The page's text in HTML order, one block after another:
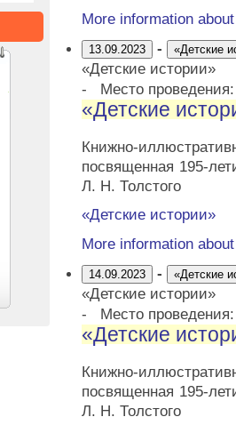
More information
13.09.2023 - «Детские
«Детские истории»
-
Место
«Детские
Книжно-
посвященная 195-
Л. Н. Толстого
«Детские истории»
More information
14.09.2023 - «Детские
«Детские истории»
-
Место
«Детские
Книжно-
посвященная 195-
Л. Н. Толстого